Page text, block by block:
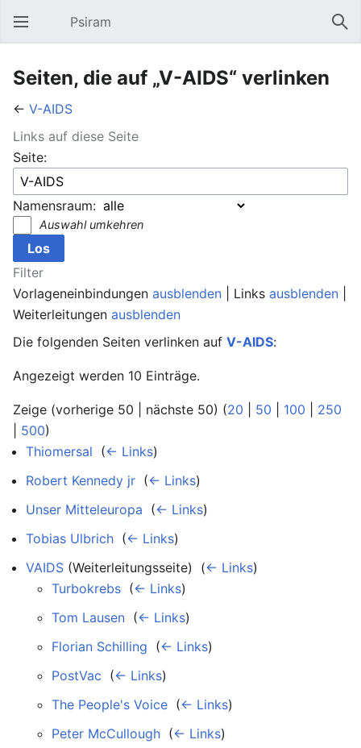
Hauptmenü öffnen Psiram
Seiten, die auf „V-AIDS“ verlinken
← V-AIDS
Links auf diese Seite
Seite:
Namensraum:
Auswahl umkehren
Filter
Vorlageneinbindungen ausblenden | Links ausblenden
Weiterleitungen ausblenden
Die folgenden Seiten verlinken auf V-AIDS:
Angezeigt werden 10 Einträge.
Zeige (vorherige 50 | nächste 50) (20 50 100
250
500)
Thiomersal (← Links)
Robert Kennedy jr (← Links)
Unser Mitteleuropa (← Links)
Tobias Ulbrich (← Links)
VAIDS (Weiterleitungsseite) ‎ (← Links)
Turbokrebs (← Links)
Tom Lausen (← Links)
Florian Schilling (← Links)
PostVac (← Links)
The People's Voice (← Links)
Peter McCullough (← Links)